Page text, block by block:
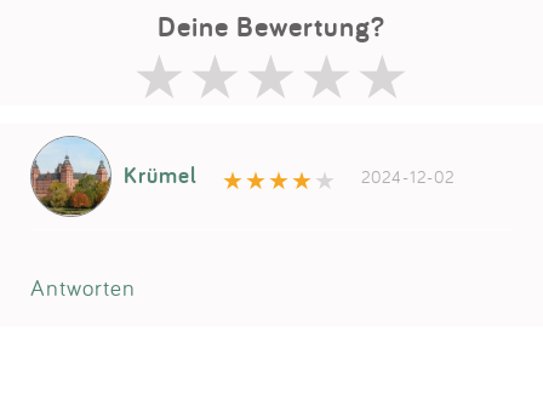
Deine Bewertung?
Krümel 2024-12-02
Antworten